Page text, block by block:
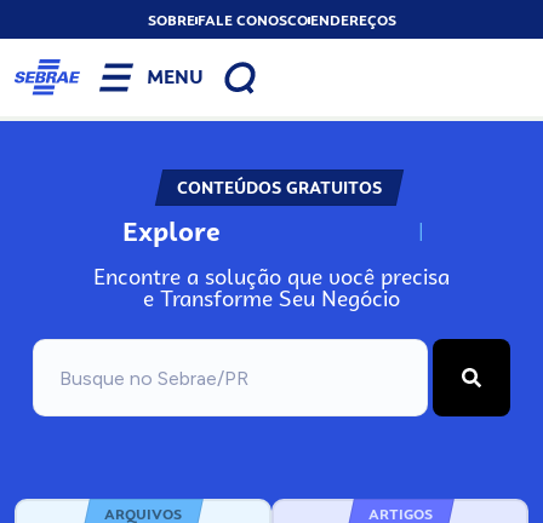
SOBREFALE CONOSCOENDEREÇOS
MENU
CONTEÚDOS GRATUITOS
Explore N
Encontre a solução que você precisa
e Transforme Seu Negócio
ARQUIVOS ARTIGOS